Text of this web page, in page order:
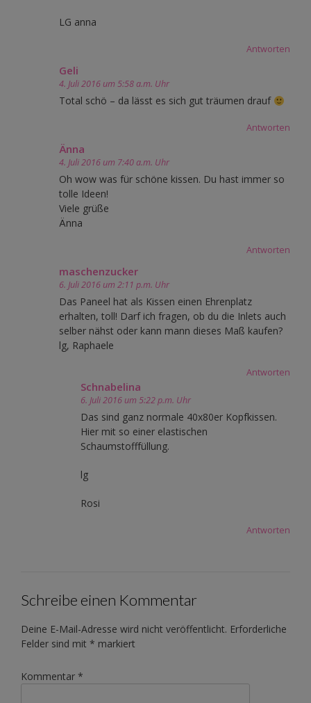
LG anna
Antworten
Geli
4. Juli 2016 um 5:58 a.m. Uhr
Total schö – da lässt es sich gut träumen drauf
Antworten
Änna
4. Juli 2016 um 7:40 a.m. Uhr
Oh wow was für schöne kissen. Du hast immer so
tolle Ideen!
Viele grüße
Änna
Antworten
maschenzucker
6. Juli 2016 um 2:11 p.m. Uhr
Das Paneel hat als Kissen einen Ehrenplatz
erhalten, toll! Darf ich fragen, ob du die Inlets auch
selber nähst oder kann mann dieses Maß kaufen?
lg, Raphaele
Antworten
Schnabelina
6. Juli 2016 um 5:22 p.m. Uhr
Das sind ganz normale 40x80er Kopfkissen.
Hier mit so einer elastischen
Schaumstofffüllung.
lg
Rosi
Antworten
Schreibe einen Kommentar
Deine E-Mail-Adresse wird nicht veröffentlicht. Erforderliche
Felder sind mit * markiert
Kommentar *